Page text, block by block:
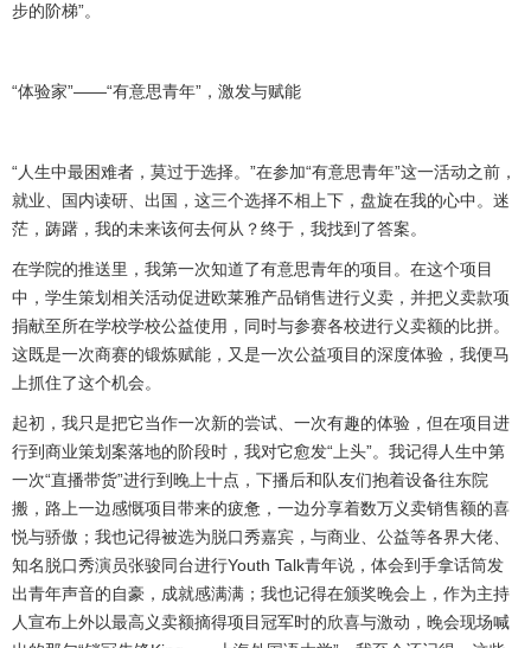
步的阶梯”。
“体验家”——“有意思青年”，激发与赋能
“人生中最困难者，莫过于选择。”在参加“有意思青年”这一活动之前，
就业、国内读研、出国，这三个选择不相上下，盘旋在我的心中。迷
茫，踌躇，我的未来该何去何从？终于，我找到了答案。
在学院的推送里，我第一次知道了有意思青年的项目。在这个项目
中，学生策划相关活动促进欧莱雅产品销售进行义卖，并把义卖款项
捐献至所在学校学校公益使用，同时与参赛各校进行义卖额的比拼。
这既是一次商赛的锻炼赋能，又是一次公益项目的深度体验，我便马
上抓住了这个机会。
起初，我只是把它当作一次新的尝试、一次有趣的体验，但在项目进
行到商业策划案落地的阶段时，我对它愈发“上头”。我记得人生中第
一次“直播带货”进行到晚上十点，下播后和队友们抱着设备往东院
搬，路上一边感慨项目带来的疲惫，一边分享着数万义卖销售额的喜
悦与骄傲；我也记得被选为脱口秀嘉宾，与商业、公益等各界大佬、
知名脱口秀演员张骏同台进行Youth Talk青年说，体会到手拿话筒发
出青年声音的自豪，成就感满满；我也记得在颁奖晚会上，作为主持
人宣布上外以最高义卖额摘得项目冠军时的欣喜与激动，晚会现场喊